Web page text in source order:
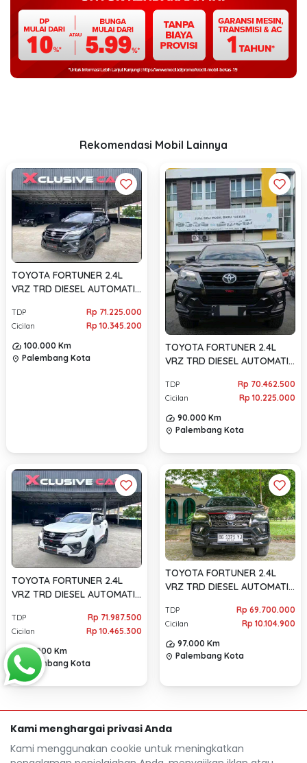
Rekomendasi Mobil Lainnya
TOYOTA FORTUNER 2.4L
VRZ TRD DIESEL AUTOMATIC
TDP Rp 71.225.000
Cicilan
Rp 10.345.200
100.000 Km
location_on Palembang Kota
TOYOTA FORTUNER 2.4L
VRZ TRD DIESEL AUTOMATIC
TDP Rp 70.462.500
Cicilan
Rp 10.225.000
90.000 Km
location_on Palembang Kota
TOYOTA FORTUNER 2.4L
VRZ TRD DIESEL AUTOMATIC
TDP Rp 71.987.500
Cicilan
Rp 10.465.300
85.000 Km
location_onPalembang Kota
TOYOTA FORTUNER 2.4L
VRZ TRD DIESEL AUTOMATIC
TDP Rp 69.700.000
Cicilan
Rp 10.104.900
97.000 Km
location_on Palembang Kota
Kami menghargai privasi Anda
Kami menggunakan cookie untuk meningkatkan